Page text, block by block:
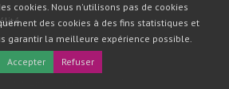
cookies. Nous n'utilisons pas de cookies
des cookies à des fins statistiques et
garantir la meilleure expérience possible.
Accepter
Refuser